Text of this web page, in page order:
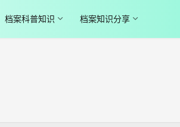
档案科普知识 档案知识分享